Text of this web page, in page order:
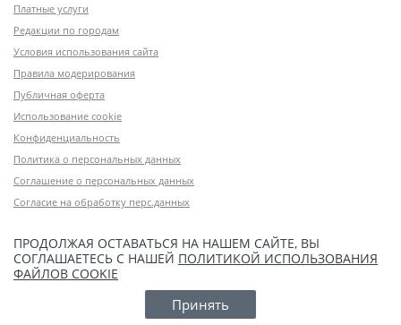
Платные услуги
Редакции по городам
Условия использования сайта
Правила модерирования
Публичная оферта
Использование cookie
Конфиденциальность
Политика о персональных данных
Соглашение о персональных данных
Согласие на обработку перс.данных
ПРОДОЛЖАЯ ОСТАВАТЬСЯ НА НАШЕМ САЙТЕ, ВЫ
СОГЛАШАЕТЕСЬ С НАШЕЙ ПОЛИТИКОЙ ИСПОЛЬЗОВАНИЯ
ФАЙЛОВ COOKIE
Принять